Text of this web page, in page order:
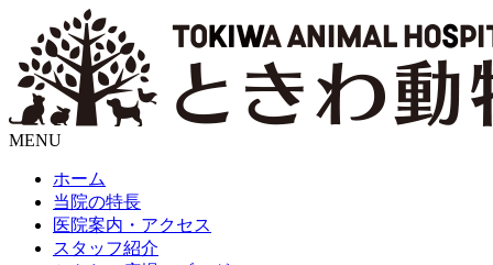
MENU
ホーム
当院の特長
医院案内・アクセス
スタッフ紹介